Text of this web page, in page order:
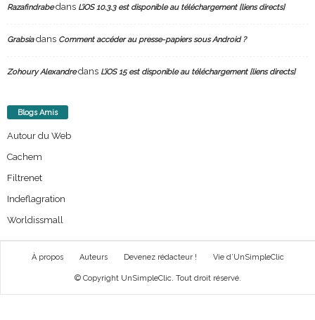
Razafindrabedans L’iOS 10.3.3 est disponible au téléchargement [liens directs]
Grabsiadans Comment accéder au presse-papiers sous Android ?
Zohoury Alexandredans L’iOS 15 est disponible au téléchargement [liens directs]
Blogs Amis
Autour du Web
Cachem
Filtrenet
Indeflagration
Worldissmall
À propos Auteurs Devenez rédacteur ! Vie d’UnSimpleClic
© Copyright UnSimpleClic. Tout droit réservé.